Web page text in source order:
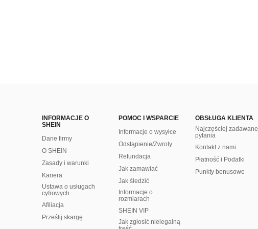
INFORMACJE O
SHEIN
Dane firmy
O SHEIN
Zasady i warunki
Kariera
Ustawa o usługach
cyfrowych
Afiliacja
Prześlij skargę
POMOC I WSPARCIE
Informacje o wysyłce
Odstąpienie/Zwroty
Refundacja
Jak zamawiać
Jak śledzić
Informacje o
rozmiarach
SHEIN VIP
Jak zgłosić nielegalną
OBSŁUGA KLIENTA
Najczęściej zadawane
pytania
Kontakt z nami
Płatność i Podatki
Punkty bonusowe